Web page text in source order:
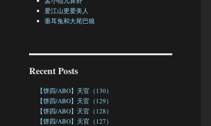
爱江山更爱美人
垂耳兔和大尾巴狼
Recent Posts
【饼四/ABO】天官（130）
【饼四/ABO】天官（129）
【饼四/ABO】天官（128）
【饼四/ABO】天官（127）